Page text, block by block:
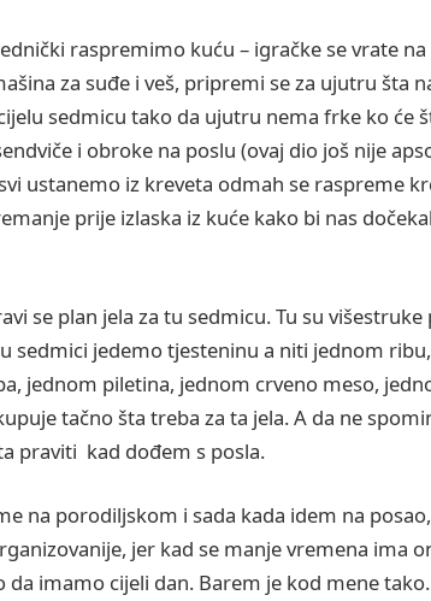
raspremimo kuću – igračke se vrate
za suđe i veš, pripremi se za ujutru šta
sedmicu tako da ujutru nema frke ko će
i obroke na poslu (ovaj dio još nije
ustanemo iz kreveta odmah se raspreme
prije izlaska iz kuće kako bi nas
se plan jela za tu sedmicu. Tu su
sedmici jedemo tjesteninu a niti jednom
jednom piletina, jednom crveno meso,
tačno šta treba za ta jela. A da ne
praviti kad dođem s posla.
na porodiljskom i sada kada idem na
jer kad se manje vremena ima
imamo cijeli dan. Barem je kod mene